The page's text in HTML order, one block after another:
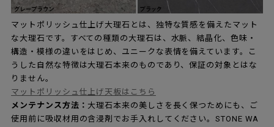
マットポリッシュ仕上げ大理石とは、独特な質感を備えたマット
な大理石です。すべての種類の大理石は、水脈、結晶化、色味・
構造・模様の違いをはじめ、ユニークな表情を備えています。こ
うした自然な特徴は大理石本来のものであり、保証の対象とはな
りません。
マットポリッシュ仕上げ天板はこちら
メンテナンス方法：大理石本来の美しさを長く保つためにも、ご
使用前に吸収材用の含浸剤でお手入れしてください。STONE WA